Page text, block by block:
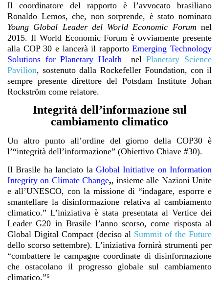
Il coordinatore del rapporto è l’avvocato brasiliano
Ronaldo Lemos, che, non sorprende, è stato nominato
Young Global Leader del World Economic Forum nel
2015. Il World Economic Forum è ovviamente presente
alla COP 30 e lancerà il rapportoEmerging Technology
Solutions for Planetary Health
nelPlanetary Science
Pavilion, sostenuto dalla Rockefeller Foundation, con il
sempre presente direttore del Potsdam Institute Johan
Rockström come relatore.
Integrità dell’informazione sul
cambiamento climatico
Un altro punto all’ordine del giorno della COP30 è
l’“integrità dell’informazione” (Obiettivo Chiave #30).
Il Brasile ha lanciato la Global Initiative on Information
Integrity on Climate Change,, insieme alle Nazioni Unite
e all’UNESCO, con la missione di “indagare, esporre e
smantellare la disinformazione relativa al cambiamento
climatico.” L’iniziativa è stata presentata al Vertice dei
Leader G20 in Brasile l’anno scorso, come risposta al
Global Digital Compact (deciso al Summit of the Future
dello scorso settembre). L’iniziativa fornirà strumenti per
“combattere le campagne coordinate di disinformazione
che ostacolano il progresso globale sul cambiamento
climatico.”⁶